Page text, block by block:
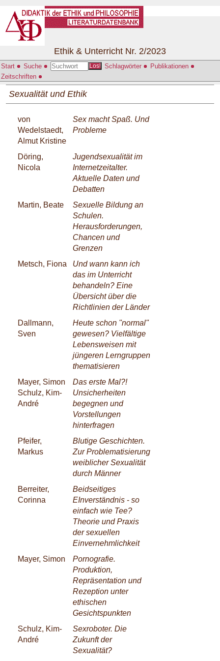
Start Suche Los! Schlagwörter
Publikationen
Zeitschriften
Ethik & Unterricht Nr. 2/2023
Sexualität und Ethik
von
Wedelstaedt,
Almut Kristine
Sex macht Spaß. Und
Probleme
Döring,
Nicola
Jugendsexualität im
Internetzeitalter.
Aktuelle Daten und
Debatten
Martin, Beate
Sexuelle Bildung an
Schulen.
Herausforderungen,
Chancen und
Grenzen
Metsch, Fiona
Und wann kann ich
das im Unterricht
behandeln? Eine
Übersicht über die
Richtlinien der Länder
Dallmann,
Sven
Heute schon "normal"
gewesen? Vielfältige
Lebensweisen mit
jüngeren Lerngruppen
thematisieren
Mayer, Simon
Schulz, Kim-
André
Das erste Mal?!
Unsicherheiten
begegnen und
Vorstellungen
hinterfragen
Pfeifer,
Markus
Blutige Geschichten.
Zur Problematisierung
weiblicher Sexualität
durch Männer
Berreiter,
Corinna
Beidseitiges
EInverständnis - so
einfach wie Tee?
Theorie und Praxis
der sexuellen
Einvernehmlichkeit
Mayer, Simon
Pornografie.
Produktion,
Repräsentation und
Rezeption unter
ethischen
Gesichtspunkten
Schulz, Kim-
André
Sexroboter. Die
Zukunft der
Sexualität?